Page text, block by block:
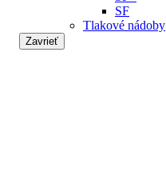
SF
Tlakové nádoby
Zavrieť